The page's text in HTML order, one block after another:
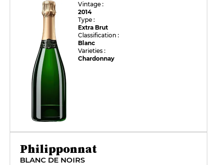
Vintage :
2014
Type :
Extra Brut
Classification :
Blanc
Varieties :
Chardonnay
Philipponnat
BLANC DE NOIRS